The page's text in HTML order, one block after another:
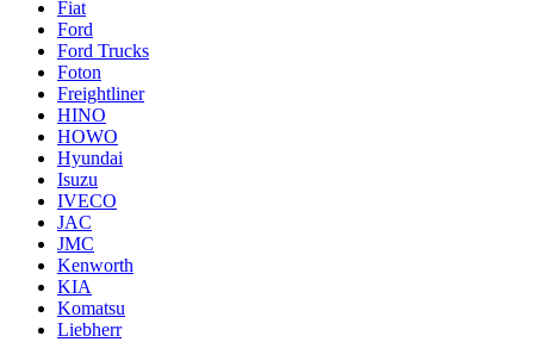
Fiat
Ford
Ford Trucks
Foton
Freightliner
HINO
HOWO
Hyundai
Isuzu
IVECO
JAC
JMC
Kenworth
KIA
Komatsu
Liebherr